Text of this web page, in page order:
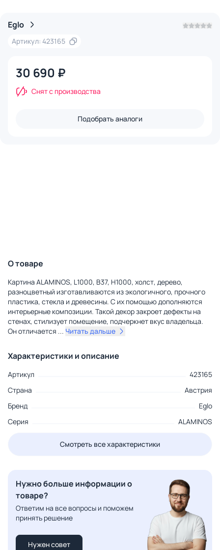
Eglo
Артикул: 423165
30 690 ₽
Снят с производства
Подобрать аналоги
О товаре
Картина ALAMINOS, L1000, B37, H1000, холст, дерево,
разноцветный изготавливаются из экологичного, прочного
пластика, стекла и древесины. С их помощью дополняются
интерьерные композиции. Такой декор закроет дефекты на
стенах, стилизует помещение, подчеркнет вкус владельца.
Он отличается ... Читать дальше
Характеристики и описание
Артикул
423165
Страна
Австрия
Бренд
Eglo
Серия
ALAMINOS
Смотреть все характеристики
Нужно больше информации о
товаре?
Ответим на все вопросы и поможем
принять решение
Нужен совет